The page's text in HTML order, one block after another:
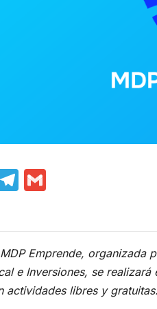
T
e
gr
a
m
ail
Emprende, organizada
e Inversiones, se
actividades libres y